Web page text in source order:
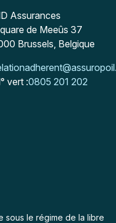
postale
Assurances
de Meeûs 37
Brussels, Belgique
:
vert :0805 201 202
sous le régime de la libre